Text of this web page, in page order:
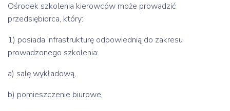
Ośrodek szkolenia kierowców może prowadzić
przedsiębiorca, który:
1) posiada infrastrukturę odpowiednią do zakresu
prowadzonego szkolenia:
a) salę wykładową,
b) pomieszczenie biurowe,